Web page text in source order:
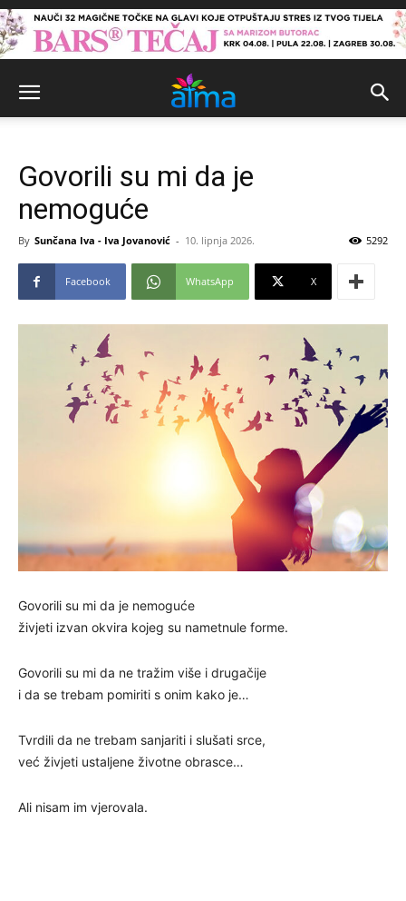
Govorili su mi da je
nemoguće
By Sunčana Iva - Iva Jovanović - 10. lipnja 2026. 5292
Facebook WhatsApp X
Govorili su mi da je nemoguće
živjeti izvan okvira kojeg su nametnule forme.
Govorili su mi da ne tražim više i drugačije
i da se trebam pomiriti s onim kako je…
Tvrdili da ne trebam sanjariti i slušati srce,
već živjeti ustaljene životne obrasce…
Ali nisam im vjerovala.